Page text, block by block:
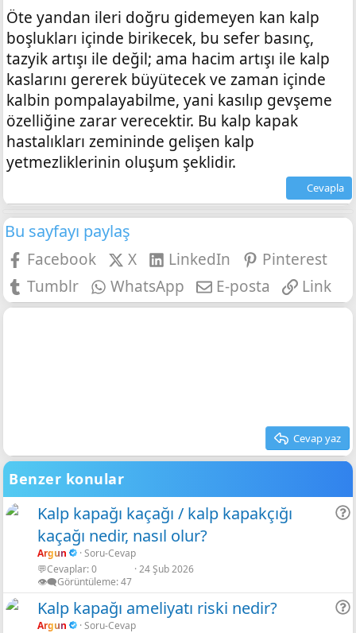
n
Öte yandan ileri doğru gidemeyen kan kalp
boşlukları içinde birikecek, bu sefer basınç,
tazyik artışı ile değil; ama hacim artışı ile kalp
kaslarını gererek büyütecek ve zaman içinde
kalbin pompalayabilme, yani kasılıp gevşeme
özelliğine zarar verecektir. Bu kalp kapak
hastalıkları zemininde gelişen kalp
yetmezliklerinin oluşum şeklidir.
Cevapla
Bu sayfayı paylaş
Facebook X LinkedIn
Pinterest
Tumblr
WhatsApp E-posta Link
Cevap yaz
Benzer konular
Kalp kapağı kaçağı / kalp kapakçığı
kaçağı nedir, nasıl olur?
Argun
Soru-Cevap
💬Cevaplar 0
👁️‍🗨️Görüntüleme 47
24 Şub 2026
Kalp kapağı ameliyatı riski nedir?
Argun
Soru-Cevap